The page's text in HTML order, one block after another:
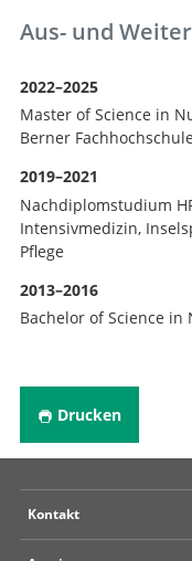
Aus- und
2022–2025
Master of Science in
Berner
2019–2021
Nachdiplomstudium
Intensivmedizin,
Pflege
2013–2016
Bachelor of Science in
Drucken
Kontakt